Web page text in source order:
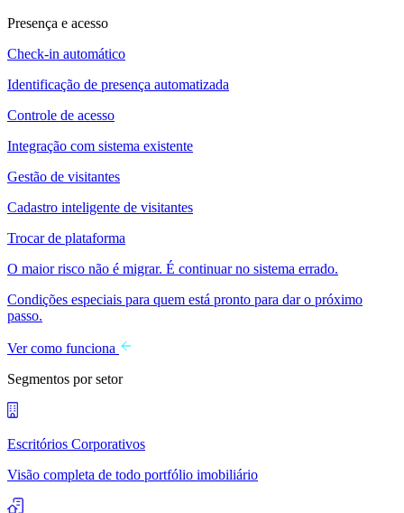
Presença e acesso
Check-in automático
Identificação de presença automatizada
Controle de acesso
Integração com sistema existente
Gestão de visitantes
Cadastro inteligente de visitantes
Trocar de plataforma
O maior risco não é migrar. É continuar no sistema errado.
Condições especiais para quem está pronto para dar o próximo
passo.
Ver como funciona
Segmentos por setor
Escritórios Corporativos
Visão completa de todo portfólio imobiliário